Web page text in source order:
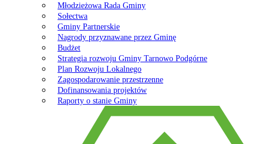
Młodzieżowa Rada Gminy
Sołectwa
Gminy Partnerskie
Nagrody przyznawane przez Gminę
Budżet
Strategia rozwoju Gminy Tarnowo Podgórne
Plan Rozwoju Lokalnego
Zagospodarowanie przestrzenne
Dofinansowania projektów
Raporty o stanie Gminy